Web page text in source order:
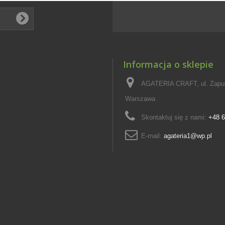
Informacja o sklepie
AGATERIA CRAFT, ul.
Warszawa
Skontaktuj się z nami: +48
E-mail: agateria1@wp.pl